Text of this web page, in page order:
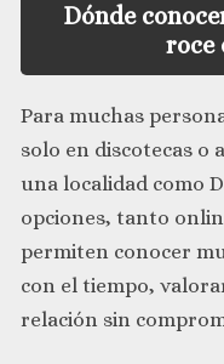
Dónde
roce
Para muchas
solo en discotecas o
una localidad como
opciones, tanto
permiten conocer
con el tiempo,
relación sin